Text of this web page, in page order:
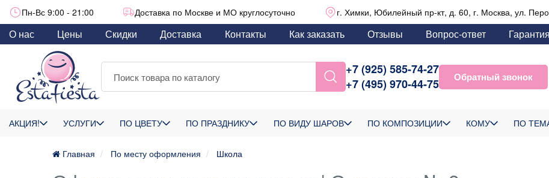
Пн-Вс 9:00 - 21:00 Доставка по Москве и МО круглосуточно г. Химки, Юбилейный пр-кт, д. 60, г. Москва, ул.
О нас Цены Скидки Доставка Контакты Как заказать Отзывы Вопрос-ответ Гарантия
+7 (925) 585-74-27
+7 (495) 970-44-75
Обратный звонок
АКЦИЯ! УСЛУГИ ПО ЦВЕТУ ПО ПРАЗДНИКУ ПО ВИДУ ШАРОВ ПО КОМПОЗИЦИИ КОМУ ПО
Главная По месту оформления Школа